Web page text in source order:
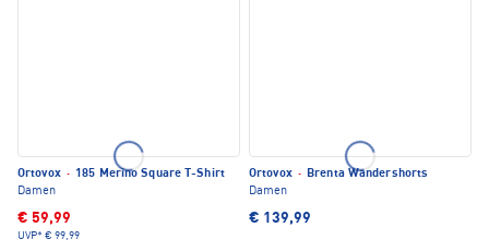
Ortovox · 185 Merino Square T-Shirt
Damen
€ 59,99
UVP* € 99,99
Ortovox · Brenta Wandershorts
Damen
€ 139,99